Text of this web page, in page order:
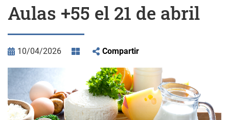
Aulas +55 el 21 de abril
10/04/2026 Compartir